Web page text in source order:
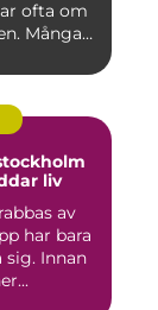
ofta om
Många
liv
av
har bara
sig. Innan